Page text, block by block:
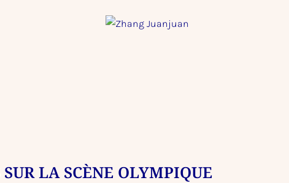
LA SCÈNE OLYMPIQUE